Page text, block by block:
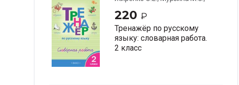
220 ₽
Тренажёр по русскому
языку: словарная работа.
2 класс